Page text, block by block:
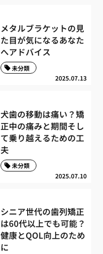
メタルブラケットの見
た目が気になるあなた
へアドバイス
2025.07.13
未分類
犬歯の移動は痛い？矯
正中の痛みと期間そし
て乗り越えるための工
夫
2025.07.10
未分類
シニア世代の歯列矯正
は60代以上でも可能？
健康とQOL向上のため
に